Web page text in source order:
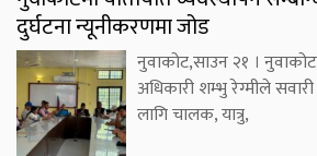
दुर्घटना न्यूनीकरणमा जोड
नुवाकोट,साउन २१ ।
अधिकारी शम्भु रेग्मीले
लागि चालक, यात्रु,